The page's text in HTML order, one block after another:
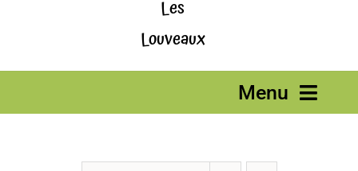
Les
Louveaux
Menu